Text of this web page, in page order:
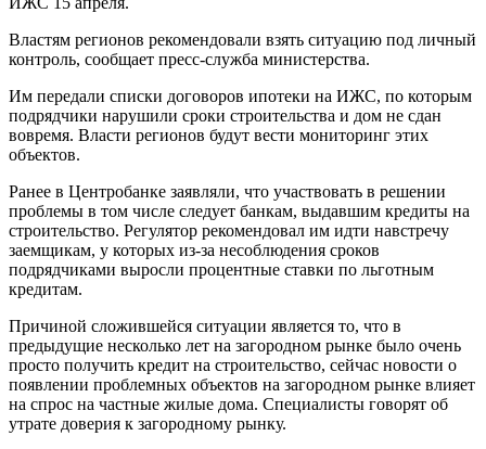
Властям регионов рекомендовали взять ситуацию под личный
контроль, сообщает пресс-служба министерства.
Им передали списки договоров ипотеки на ИЖС, по которым
подрядчики нарушили сроки строительства и дом не сдан
вовремя. Власти регионов будут вести мониторинг этих
объектов.
Ранее в Центробанке заявляли, что участвовать в решении
проблемы в том числе следует банкам, выдавшим кредиты на
строительство. Регулятор рекомендовал им идти навстречу
заемщикам, у которых из-за несоблюдения сроков
подрядчиками выросли процентные ставки по льготным
кредитам.
Причиной сложившейся ситуации является то, что в
предыдущие несколько лет на загородном рынке было очень
просто получить кредит на строительство, сейчас новости о
появлении проблемных объектов на загородном рынке влияет
на спрос на частные жилые дома. Специалисты говорят об
утрате доверия к загородному рынку.